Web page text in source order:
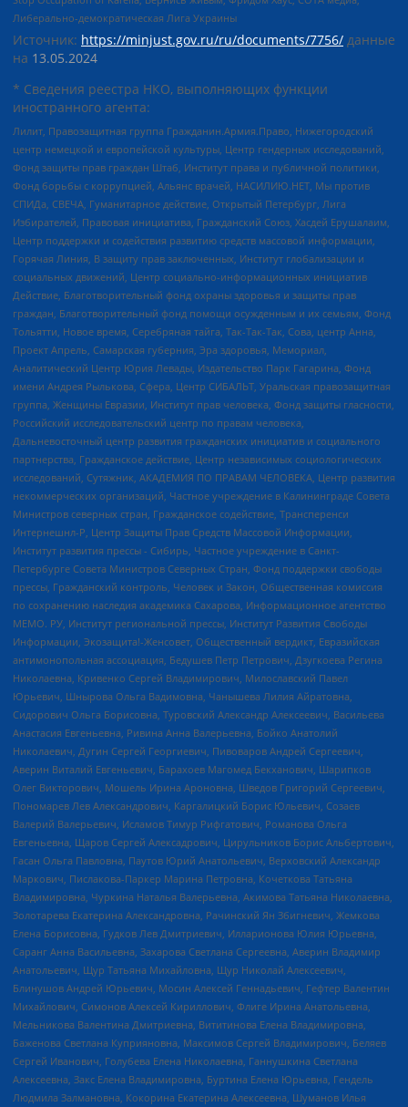
Либерально-демократическая Лига Украины
Источник: https://minjust.gov.ru/ru/documents/7756/ данные
на 13.05.2024
* Сведения реестра НКО, выполняющих функции
иностранного агента:
Лилит, Правозащитная группа Гражданин.Армия.Право, Нижегородский
центр немецкой и европейской культуры, Центр гендерных исследований,
Фонд защиты прав граждан Штаб, Институт права и публичной политики,
Фонд борьбы с коррупцией, Альянс врачей, НАСИЛИЮ.НЕТ, Мы против
СПИДа, СВЕЧА, Гуманитарное действие, Открытый Петербург, Лига
Избирателей, Правовая инициатива, Гражданский Союз, Хасдей Ерушалаим,
Центр поддержки и содействия развитию средств массовой информации,
Горячая Линия, В защиту прав заключенных, Институт глобализации и
социальных движений, Центр социально-информационных инициатив
Действие, Благотворительный фонд охраны здоровья и защиты прав
граждан, Благотворительный фонд помощи осужденным и их семьям, Фонд
Тольятти, Новое время, Серебряная тайга, Так-Так-Так, Сова, центр Анна,
Проект Апрель, Самарская губерния, Эра здоровья, Мемориал,
Аналитический Центр Юрия Левады, Издательство Парк Гагарина, Фонд
имени Андрея Рылькова, Сфера, Центр СИБАЛЬТ, Уральская правозащитная
группа, Женщины Евразии, Институт прав человека, Фонд защиты гласности,
Российский исследовательский центр по правам человека,
Дальневосточный центр развития гражданских инициатив и социального
партнерства, Гражданское действие, Центр независимых социологических
исследований, Сутяжник, АКАДЕМИЯ ПО ПРАВАМ ЧЕЛОВЕКА, Центр развития
некоммерческих организаций, Частное учреждение в Калининграде Совета
Министров северных стран, Гражданское содействие, Трансперенси
Интернешнл-Р, Центр Защиты Прав Средств Массовой Информации,
Институт развития прессы - Сибирь, Частное учреждение в Санкт-
Петербурге Совета Министров Северных Стран, Фонд поддержки свободы
прессы, Гражданский контроль, Человек и Закон, Общественная комиссия
по сохранению наследия академика Сахарова, Информационное агентство
МЕМО. РУ, Институт региональной прессы, Институт Развития Свободы
Информации, Экозащита!-Женсовет, Общественный вердикт, Евразийская
антимонопольная ассоциация, Бедушев Петр Петрович, Дзугкоева Регина
Николаевна, Кривенко Сергей Владимирович, Милославский Павел
Юрьевич, Шнырова Ольга Вадимовна, Чанышева Лилия Айратовна,
Сидорович Ольга Борисовна, Туровский Александр Алексеевич, Васильева
Анастасия Евгеньевна, Ривина Анна Валерьевна, Бойко Анатолий
Николаевич, Дугин Сергей Георгиевич, Пивоваров Андрей Сергеевич,
Аверин Виталий Евгеньевич, Барахоев Магомед Бекханович, Шарипков
Олег Викторович, Мошель Ирина Ароновна, Шведов Григорий Сергеевич,
Пономарев Лев Александрович, Каргалицкий Борис Юльевич, Созаев
Валерий Валерьевич, Исламов Тимур Рифгатович, Романова Ольга
Евгеньевна, Щаров Сергей Алексадрович, Цирульников Борис Альбертович,
Гасан Ольга Павловна, Паутов Юрий Анатольевич, Верховский Александр
Маркович, Пислакова-Паркер Марина Петровна, Кочеткова Татьяна
Владимировна, Чуркина Наталья Валерьевна, Акимова Татьяна Николаевна,
Золотарева Екатерина Александровна, Рачинский Ян Збигневич, Жемкова
Елена Борисовна, Гудков Лев Дмитриевич, Илларионова Юлия Юрьевна,
Саранг Анна Васильевна, Захарова Светлана Сергеевна, Аверин Владимир
Анатольевич, Щур Татьяна Михайловна, Щур Николай Алексеевич,
Блинушов Андрей Юрьевич, Мосин Алексей Геннадьевич, Гефтер Валентин
Михайлович, Симонов Алексей Кириллович, Флиге Ирина Анатольевна,
Мельникова Валентина Дмитриевна, Вититинова Елена Владимировна,
Баженова Светлана Куприяновна, Максимов Сергей Владимирович, Беляев
Сергей Иванович, Голубева Елена Николаевна, Ганнушкина Светлана
Алексеевна, Закс Елена Владимировна, Буртина Елена Юрьевна, Гендель
Людмила Залмановна, Кокорина Екатерина Алексеевна, Шуманов Илья